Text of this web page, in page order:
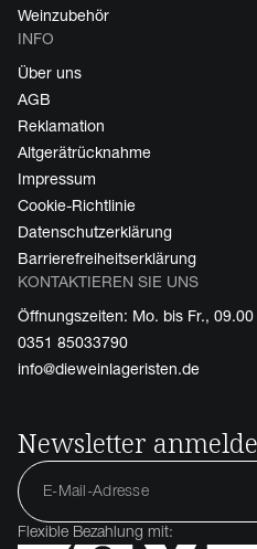
Weinzubehör
INFO
Über uns
AGB
Reklamation
Altgerätrücknahme
Impressum
Cookie-Richtlinie
Datenschutzerklärung
Barrierefreiheitserklärung
KONTAKTIEREN SIE UNS
Öffnungszeiten: Mo. bis Fr.,
0351 85033790
info@dieweinlageristen.de
Newsletter
Flexible Bezahlung mit: